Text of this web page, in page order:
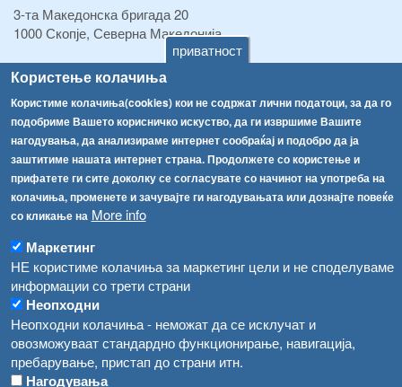
приватност
Користење колачиња
Користиме колачиња(cookies) кои не содржат лични податоци, за да го
подобриме Вашето корисничко искуство, да ги извршиме Вашите
нагодувања, да анализираме интернет сообраќај и подобро да ја
заштитиме нашата интернет страна. Продолжете со користење и
прифатете ги сите доколку се согласувате со начинот на употреба на
колачиња, променете и зачувајте ги нагодувањата или дознајте повеќе
со кликање на More info
Маркетинг
НЕ користиме колачиња за маркетинг цели и не споделуваме
информации со трети страни
Неопходни
Неопходни колачиња - неможат да се исклучат и
овозможуваат стандардно функционирање, навигација,
пребарување, пристап до страни итн.
Нагодувања
3-та Македонска бригада 20
1000 Скопје, Северна Македонија
ТЕЛ:+389 2 2457 895
ТЕЛ:+389 2 2457 873
Факс:+389 2 2457 893
Факс:+389 2 2457 871
info@fva.gov.mk
[АХВ-претходна страна]
Соопштенија
Високите температури ризик од труење со храна, опасни се и за животните
Водата во Гостивар може да се користи како техничка, продолжува испораката на флаширана вода
Во Гостивар спроведени 70 вонредни контроли
Забраната за водата во Гостивар останува на сила, операторите да користат само технички безбедна вода
Навигација
Регистри
Обрасци
Забрани
Огласи